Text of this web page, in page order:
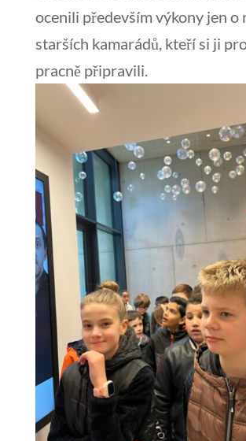
ocenili především výkony jen o
starších kamarádů, kteří si ji
pracně připravili.